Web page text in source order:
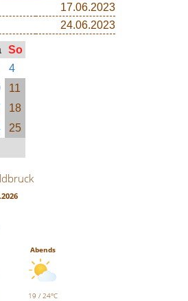
17.06.2023
24.06.2023
So
4
11
18
25
Abends
19 / 24°C